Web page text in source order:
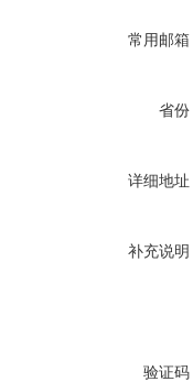
常用邮箱
省份
详细地址
补充说明
验证码